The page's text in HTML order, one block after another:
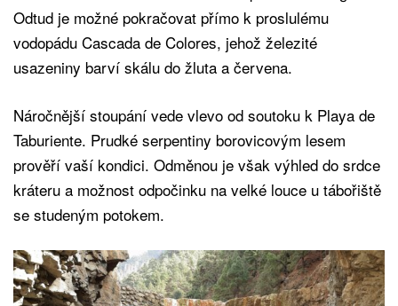
Odtud je možné pokračovat přímo k proslulému
vodopádu Cascada de Colores, jehož železité
usazeniny barví skálu do žluta a červena.
Náročnější stoupání vede vlevo od soutoku k Playa de
Taburiente. Prudké serpentiny borovicovým lesem
prověří vaší kondici. Odměnou je však výhled do srdce
kráteru a možnost odpočinku na velké louce u tábořiště
se studeným potokem.